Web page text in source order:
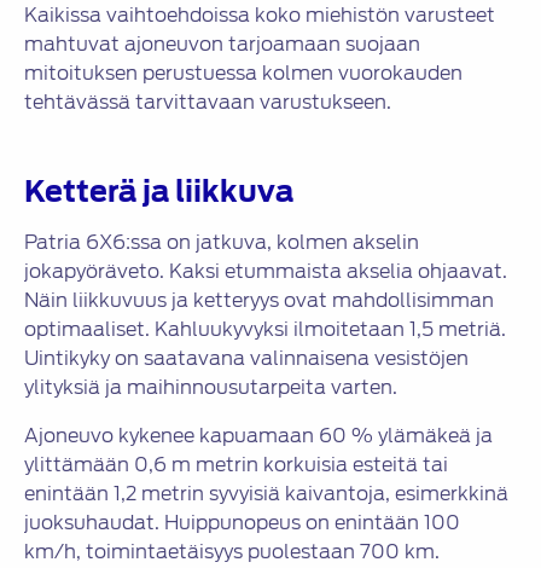
Kaikissa vaihtoehdoissa koko miehistön varusteet
mahtuvat ajoneuvon tarjoamaan suojaan
mitoituksen perustuessa kolmen vuorokauden
tehtävässä tarvittavaan varustukseen.
Ketterä ja liikkuva
Patria 6X6:ssa on jatkuva, kolmen akselin
jokapyöräveto. Kaksi etummaista akselia ohjaavat.
Näin liikkuvuus ja ketteryys ovat mahdollisimman
optimaaliset. Kahluukyvyksi ilmoitetaan 1,5 metriä.
Uintikyky on saatavana valinnaisena vesistöjen
ylityksiä ja maihinnousutarpeita varten.
Ajoneuvo kykenee kapuamaan 60 % ylämäkeä ja
ylittämään 0,6 m metrin korkuisia esteitä tai
enintään 1,2 metrin syvyisiä kaivantoja, esimerkkinä
juoksuhaudat. Huippunopeus on enintään 100
km/h, toimintaetäisyys puolestaan 700 km.